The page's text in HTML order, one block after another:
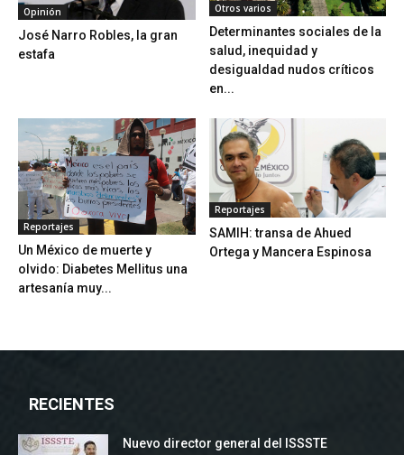
Opinión
José Narro Robles, la gran
estafa
Otros varios
Determinantes sociales de la
salud, inequidad y
desigualdad nudos críticos
en...
Reportajes
Un México de muerte y
olvido: Diabetes Mellitus una
artesanía muy...
Reportajes
SAMIH: transa de Ahued
Ortega y Mancera Espinosa
RECIENTES
Nuevo director general del ISSSTE